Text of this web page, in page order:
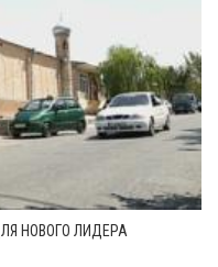
НОВОГО ЛИДЕРА